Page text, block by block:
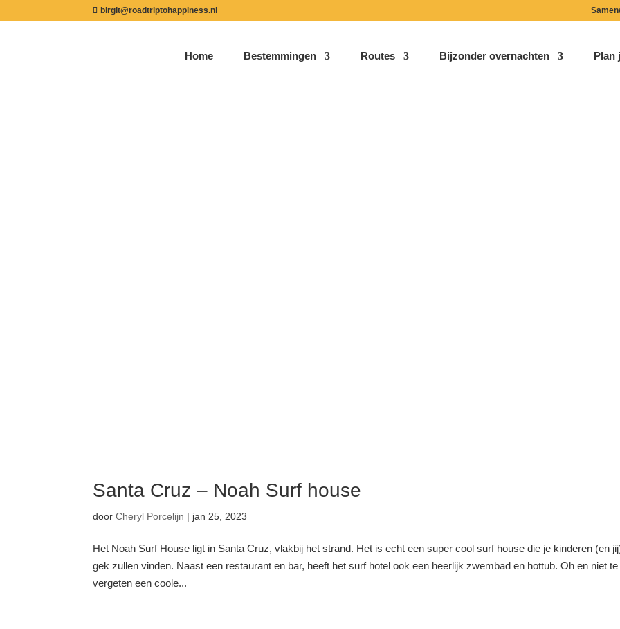
birgit@roadtriptohappiness.nl
Home Bestemmingen Routes Bijzonder overnachten Plan
Santa Cruz – Noah Surf house
doorCheryl Porcelijn | jan 25, 2023
Het Noah Surf House ligt in Santa Cruz, vlakbij het strand. Het is echt een super cool surf house die je kinderen (en
gek zullen vinden. Naast een restaurant en bar, heeft het surf hotel ook een heerlijk zwembad en hottub. Oh en niet te
vergeten een coole...